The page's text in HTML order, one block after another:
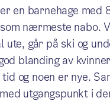
en barnehage med
nærmeste nabo.
ute, går på ski og
blanding av
og noen er nye.
utgangspunkt i